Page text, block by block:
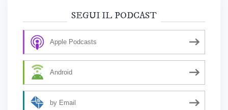
SEGUI IL PODCAST
Apple Podcasts
Android
by Email